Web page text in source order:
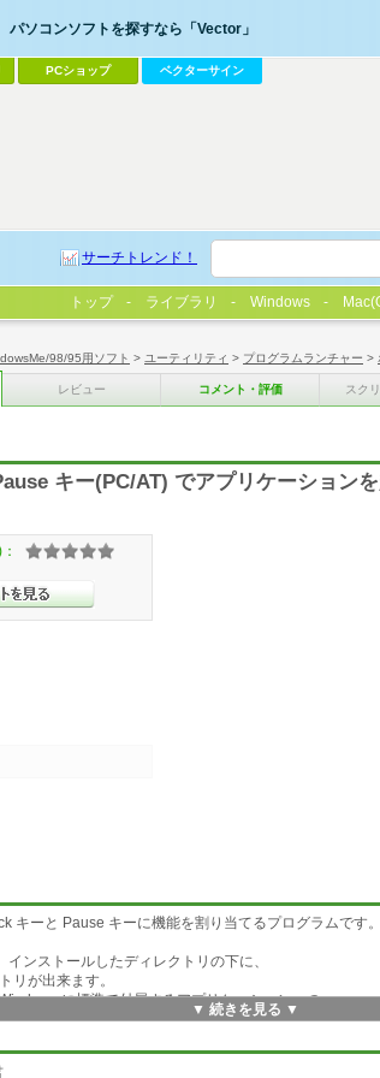
98/95用ソフト > ユーティリティ > プログラムランチャー >
レビュー コメント・評価 スク
キー(PC/AT) でアプリケーション
キーと Pause キーに機能を割り当てるプログラムです。
インストールしたディレクトリの下に、
リが出来ます。
に標準で付属するアプリケーションへの
ています。
ログラムを実行して、Pause キーを押すと
▼ 続きを見る ▼
パソコンソフトを探すなら「Vector」
PCショップ ベクターサイン
サーチトレンド！
トップ ライブラリ Windows